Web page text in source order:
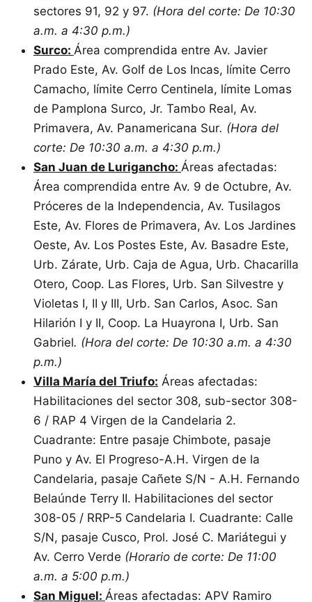
sectores 91, 92 y 97. (Hora del corte: De 10:30
a.m. a 4:30 p.m.)
Surco: Área comprendida entre Av. Javier
Prado Este, Av. Golf de Los Incas, límite Cerro
Camacho, límite Cerro Centinela, límite Lomas
de Pamplona Surco, Jr. Tambo Real, Av.
Primavera, Av. Panamericana Sur. (Hora del
corte: De 10:30 a.m. a 4:30 p.m.)
San Juan de Lurigancho: Áreas afectadas:
Área comprendida entre Av. 9 de Octubre, Av.
Próceres de la Independencia, Av. Tusilagos
Este, Av. Flores de Primavera, Av. Los Jardines
Oeste, Av. Los Postes Este, Av. Basadre Este,
Urb. Zárate, Urb. Caja de Agua, Urb. Chacarilla
Otero, Coop. Las Flores, Urb. San Silvestre y
Violetas I, II y III, Urb. San Carlos, Asoc. San
Hilarión I y II, Coop. La Huayrona I, Urb. San
Gabriel. (Hora del corte: De 10:30 a.m. a 4:30
p.m.)
Villa María del Triufo: Áreas afectadas:
Habilitaciones del sector 308, sub-sector 308-
6 / RAP 4 Virgen de la Candelaria 2.
Cuadrante: Entre pasaje Chimbote, pasaje
Puno y Av. El Progreso-A.H. Virgen de la
Candelaria, pasaje Cañete S/N - A.H. Fernando
Belaúnde Terry II. Habilitaciones del sector
308-05 / RRP-5 Candelaria I. Cuadrante: Calle
S/N, pasaje Cusco, Prol. José C. Mariátegui y
Av. Cerro Verde (Horario de corte: De 11:00
a.m. a 5:00 p.m.)
San Miguel: Áreas afectadas: APV Ramiro